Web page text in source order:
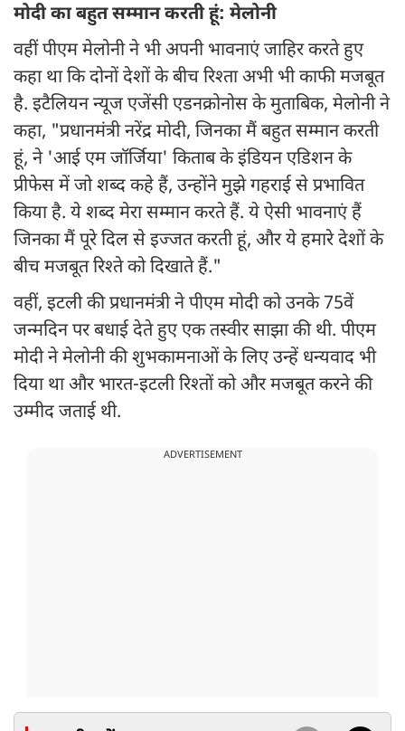
मोदी का बहुत सम्मान करती हूं: मेलोनी
वहीं पीएम मेलोनी ने भी अपनी भावनाएं जाहिर करते हुए
कहा था कि दोनों देशों के बीच रिश्ता अभी भी काफी मजबूत
है. इटैलियन न्यूज एजेंसी एडनक्रोनोस के मुताबिक, मेलोनी ने
कहा, "प्रधानमंत्री नरेंद्र मोदी, जिनका मैं बहुत सम्मान करती
हूं, ने 'आई एम जॉर्जिया' किताब के इंडियन एडिशन के
प्रीफेस में जो शब्द कहे हैं, उन्होंने मुझे गहराई से प्रभावित
किया है. ये शब्द मेरा सम्मान करते हैं. ये ऐसी भावनाएं हैं
जिनका मैं पूरे दिल से इज्जत करती हूं, और ये हमारे देशों के
बीच मजबूत रिश्ते को दिखाते हैं."
वहीं, इटली की प्रधानमंत्री ने पीएम मोदी को उनके 75वें
जन्मदिन पर बधाई देते हुए एक तस्वीर साझा की थी. पीएम
मोदी ने मेलोनी की शुभकामनाओं के लिए उन्हें धन्यवाद भी
दिया था और भारत-इटली रिश्तों को और मजबूत करने की
उम्मीद जताई थी.
ADVERTISEMENT